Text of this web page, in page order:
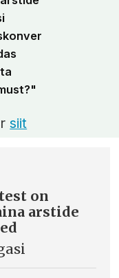
siit
on
arstide